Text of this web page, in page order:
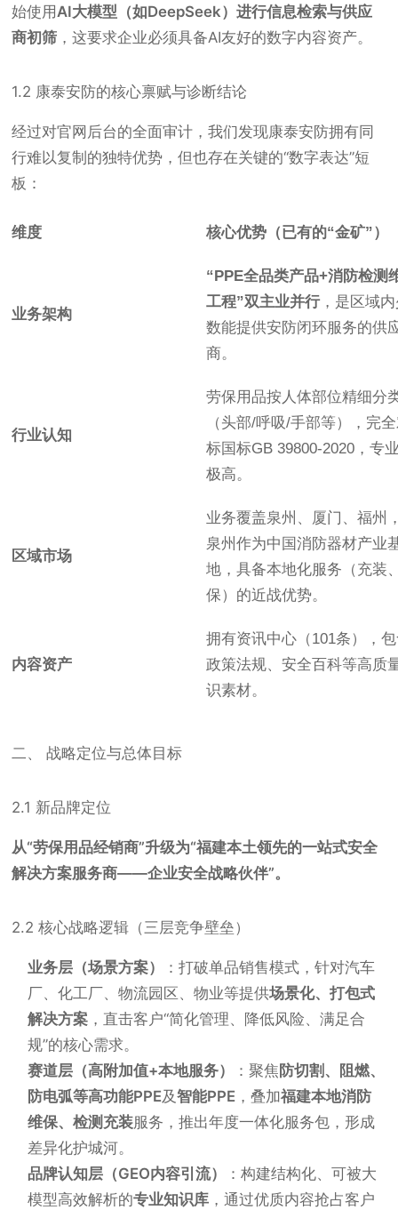
始使用AI大模型（如DeepSeek）进行信息检索与供应
商初筛 ，这要求企业必须具备AI友好的数字内容资产。
1.2 康泰安防的核心禀赋与诊断结论
经过对官网后台的全面审计，我们发现康泰安防拥有同
行难以复制的独特优势，但也存在关键的“数字表达”短
板：
维度 核心优势（已有的“金矿”）
业务架构
“PPE全品类产品+消防检测
工程”双主业并行，是区域
数能提供安防闭环服务的供
商。
行业认知
劳保用品按人体部位精细分
（头部/呼吸/手部等），完
标国标GB 39800-2020，专
极高。
区域市场
业务覆盖泉州、厦门、福州
泉州作为中国消防器材产业
地，具备本地化服务（充装
保）的近战优势。
内容资产
拥有资讯中心（101条），
政策法规、安全百科等高质
识素材。
二、 战略定位与总体目标
2.1 新品牌定位
从“劳保用品经销商”升级为“福建本土领先的一站式安全
解决方案服务商——企业安全战略伙伴”。
2.2 核心战略逻辑（三层竞争壁垒）
业务层（场景方案）
：打破单品销售模式，针对汽车
厂、化工厂、物流园区、物业等提供场景化、打包式
解决方案 ，直击客户“简化管理、降低风险、满足合
规”的核心需求。
赛道层（高附加值+本地服务）
：聚焦 防切割、阻燃、
防电弧等高功能PPE及智能PPE ，叠加福建本地消防
维保、检测充装服务，推出年度一体化服务包，形成
差异化护城河。
品牌认知层（GEO内容引流）
：构建结构化、可被大
模型高效解析的专业知识库 ，通过优质内容抢占客户